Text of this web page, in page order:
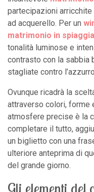
partecipazioni
ad acquerello. Per un
matrimonio in spiaggia
tonalità luminose e
contrasto con la sabbia
stagliate contro
Ovunque ricadrà la
attraverso colori, forme
atmosfere precise è la
completare il tutto,
un biglietto con una
ulteriore anteprima di
del grande giorno.
Gli elementi